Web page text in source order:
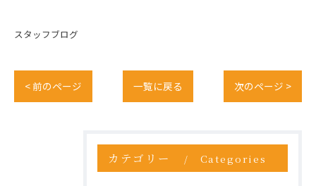
スタッフブログ
< 前のページ 一覧に戻る 次のページ >
カテゴリー Categories